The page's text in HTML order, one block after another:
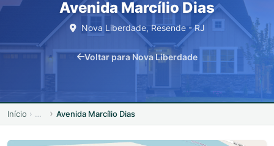
Avenida Marcílio Dias
Nova Liberdade, Resende - RJ
Voltar para Nova Liberdade
Início Avenida Marcílio Dias